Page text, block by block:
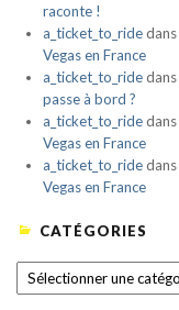
raconte !
a_ticket_to_ridedans
Vegas en France
a_ticket_to_ridedans
passe à bord ?
a_ticket_to_ridedans
Vegas en France
a_ticket_to_ridedans
Vegas en France
CATÉGORIES
CATÉGORIES